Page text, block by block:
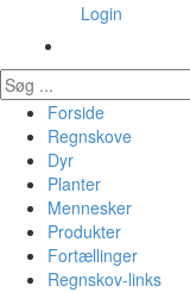
Login
Forside
Regnskove
Dyr
Planter
Mennesker
Produkter
Fortællinger
Regnskov-links